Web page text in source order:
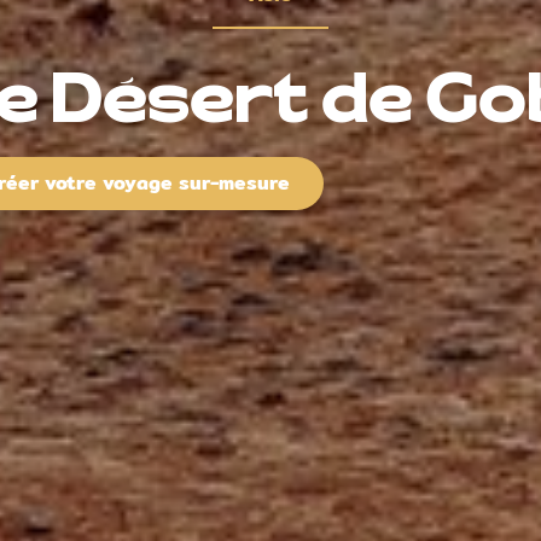
Désert de
votre voyage sur-mesure